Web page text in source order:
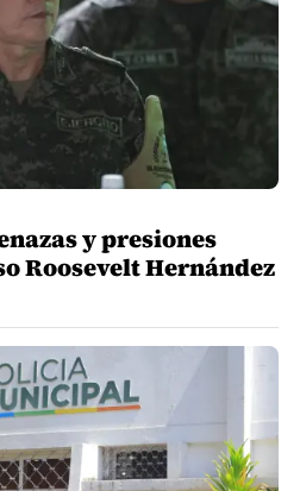
y presiones
Roosevelt Hernández